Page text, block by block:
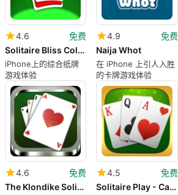
4.6
免费
Solitaire Bliss Collection
iPhone上的综合纸牌
游戏体验
4.9
免费
Naija Whot
在 iPhone 上引人入胜
的卡牌游戏体验
4.6
免费
The Klondike Solitaire
4.5
免费
Solitaire Play - Card Klondike